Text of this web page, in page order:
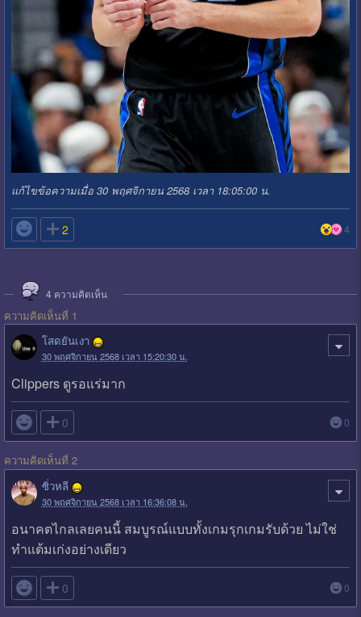
แก้ไขข้อความเมื่อ 30 พฤศจิกายน 2568 เวลา 18:05:00 น.
 2 4
4 ความคิดเห็น
ความคิดเห็นที่ 1
โสดยันเงา
30 พฤศจิกายน 2568 เวลา 15:20:30 น.
Clippers ดูรอแร่มาก
 0 0
ความคิดเห็นที่ 2
ซิ่วหลี
30 พฤศจิกายน 2568 เวลา 16:36:08 น.
อนาคตไกลเลยคนนี้ สมบูรณ์แบบทั้งเกมรุกเกมรับด้วย ไม่ใช่
ทำแต้มเก่งอย่างเดียว
 0 0